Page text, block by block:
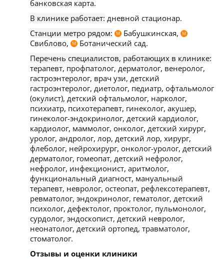
банковская карта.
В клинике работает: дневной стационар.
Станции метро рядом:
М Бабушкинская, М
Свиблово, М
Ботанический сад.
Перечень специалистов, работающих в клинике:
терапевт, профпатолог, дерматолог, венеролог,
гастроэнтеролог, врач узи, детский
гастроэнтеролог, диетолог, педиатр, офтальмолог
(окулист), детский офтальмолог, нарколог,
психиатр, психотерапевт, гинеколог, акушер,
гинеколог-эндокринолог, детский кардиолог,
кардиолог, маммолог, онколог, детский хирург,
уролог, андролог, лор, детский лор, хирург,
флеболог, нейрохирург, онколог-уролог, детский
дерматолог, гомеопат, детский нефролог,
нефролог, инфекционист, аритмолог,
функциональный диагност, мануальный
терапевт, невролог, остеопат, рефлексотерапевт,
ревматолог, эндокринолог, гематолог, детский
психолог, дефектолог, проктолог, пульмонолог,
сурдолог, эндоскопист, детский невролог,
неонатолог, детский ортопед, травматолог,
стоматолог.
Отзывы и оценки клиники